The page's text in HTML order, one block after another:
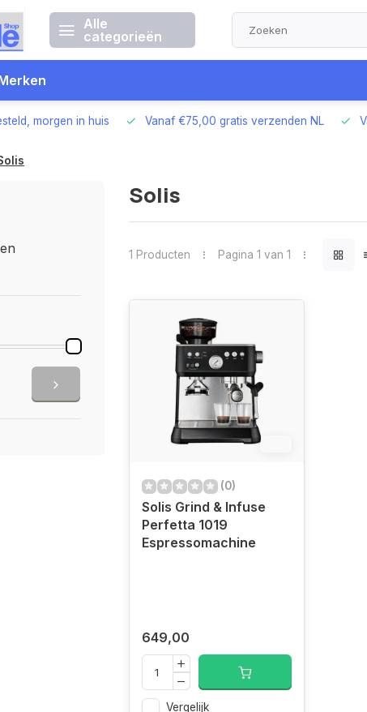
Alle
categorieën
morgen in huis Vanaf €75,00 gratis verzenden NL
Solis
1 Producten Pagina 1 van 1
(0)
Solis Grind & Infuse
Perfetta 1019
Espressomachine
649,00
Vergelijk